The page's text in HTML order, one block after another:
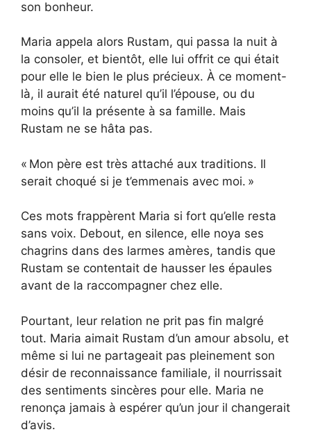
son bonheur.
Maria appela alors Rustam, qui passa la nuit à
la consoler, et bientôt, elle lui offrit ce qui était
pour elle le bien le plus précieux. À ce moment-
là, il aurait été naturel qu’il l’épouse, ou du
moins qu’il la présente à sa famille. Mais
Rustam ne se hâta pas.
« Mon père est très attaché aux traditions. Il
serait choqué si je t’emmenais avec moi. »
Ces mots frappèrent Maria si fort qu’elle resta
sans voix. Debout, en silence, elle noya ses
chagrins dans des larmes amères, tandis que
Rustam se contentait de hausser les épaules
avant de la raccompagner chez elle.
Pourtant, leur relation ne prit pas fin malgré
tout. Maria aimait Rustam d’un amour absolu, et
même si lui ne partageait pas pleinement son
désir de reconnaissance familiale, il nourrissait
des sentiments sincères pour elle. Maria ne
renonça jamais à espérer qu’un jour il changerait
d’avis.